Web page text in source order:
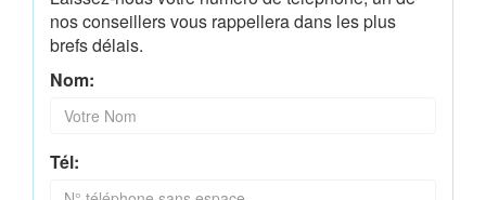
nos conseillers vous rappellera dans les plus
brefs délais.
Nom:
Tél: